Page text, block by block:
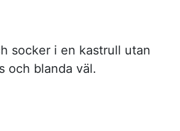
socker i en kastrull utan
och blanda väl.